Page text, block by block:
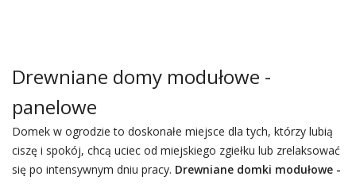
Drewniane domy modułowe -
panelowe
Domek w ogrodzie to doskonałe miejsce dla tych, którzy lubią
ciszę i spokój, chcą uciec od miejskiego zgiełku lub zrelaksować
się po intensywnym dniu pracy. Drewniane domki modułowe -